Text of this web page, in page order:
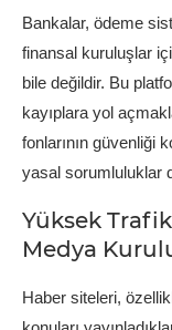
Bankalar, ödeme
finansal kuruluşlar
bile değildir. Bu
kayıplara yol
fonlarının güvenliği
yasal sorumluluklar
Yüksek
Medya
Haber siteleri,